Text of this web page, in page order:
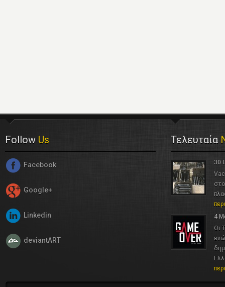
Follow Us
Facebook
Google+
Linkedin
deviantART
Τελευταία
30
4
Οι